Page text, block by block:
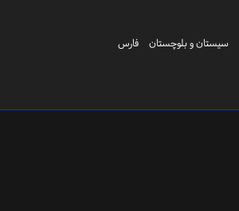
سیستان و بلوچستان
فارس